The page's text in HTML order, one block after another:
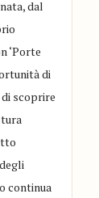
dal
‘Porte
di
scoprire
continua